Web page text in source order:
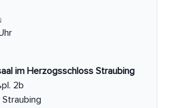
im Herzogsschloss Straubing
2b